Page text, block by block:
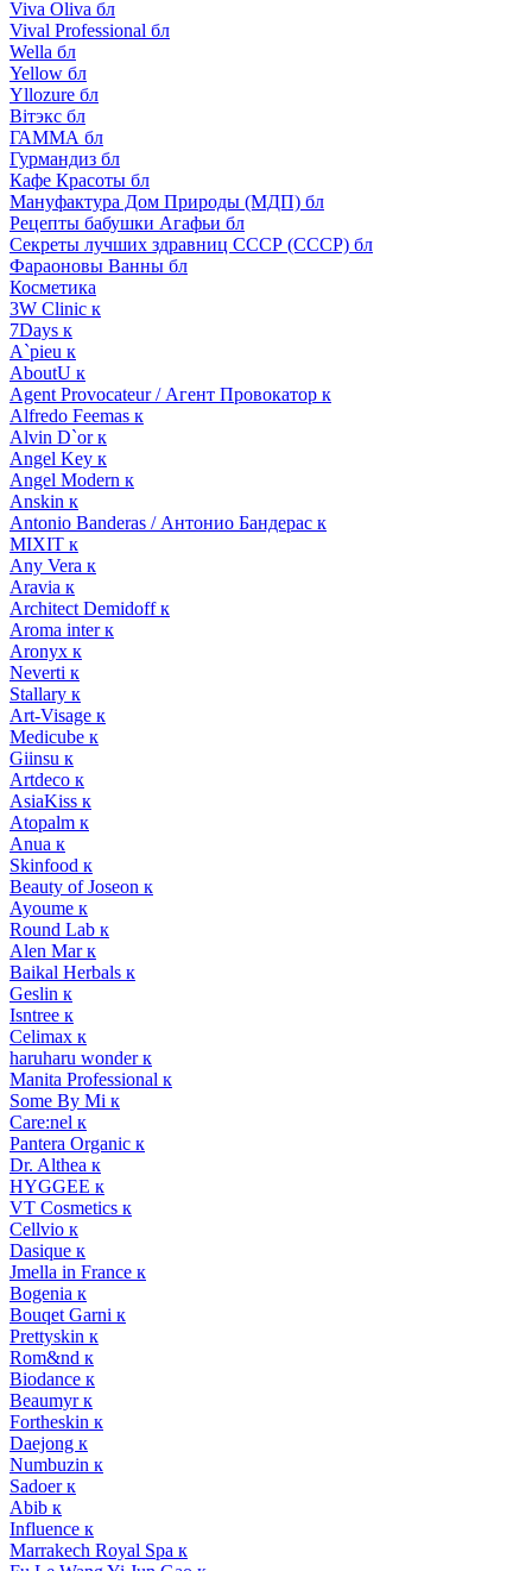
Viva Oliva бл
Vival Professional бл
Wella бл
Yellow бл
Yllozure бл
Вiтэкс бл
ГАММА бл
Гурмандиз бл
Кафе Красоты бл
Мануфактура Дом Природы (МДП) бл
Рецепты бабушки Агафьи бл
Секреты лучших здравниц СССР (СССР) бл
Фараоновы Ванны бл
Косметика
3W Clinic к
7Days к
A`pieu к
AboutU к
Agent Provocateur / Агент Провокатор к
Alfredo Feemas к
Alvin D`or к
Angel Key к
Angel Modern к
Anskin к
Antonio Banderas / Антонио Бандерас к
MIXIT к
Any Vera к
Aravia к
Architect Demidoff к
Aroma inter к
Aronyx к
Neverti к
Stallary к
Art-Visage к
Medicube к
Giinsu к
Artdeco к
AsiaKiss к
Atopalm к
Anua к
Skinfood к
Beauty of Joseon к
Ayoume к
Round Lab к
Alen Mar к
Baikal Herbals к
Geslin к
Isntree к
Celimax к
haruharu wonder к
Manita Professional к
Some By Mi к
Care:nel к
Pantera Organic к
Dr. Althea к
HYGGEE к
VT Cosmetics к
Cellvio к
Dasique к
Jmella in France к
Bogenia к
Bouqet Garni к
Prettyskin к
Rom&nd к
Biodance к
Beaumyr к
Fortheskin к
Daejong к
Numbuzin к
Sadoer к
Abib к
Influence к
Marrakech Royal Spa к